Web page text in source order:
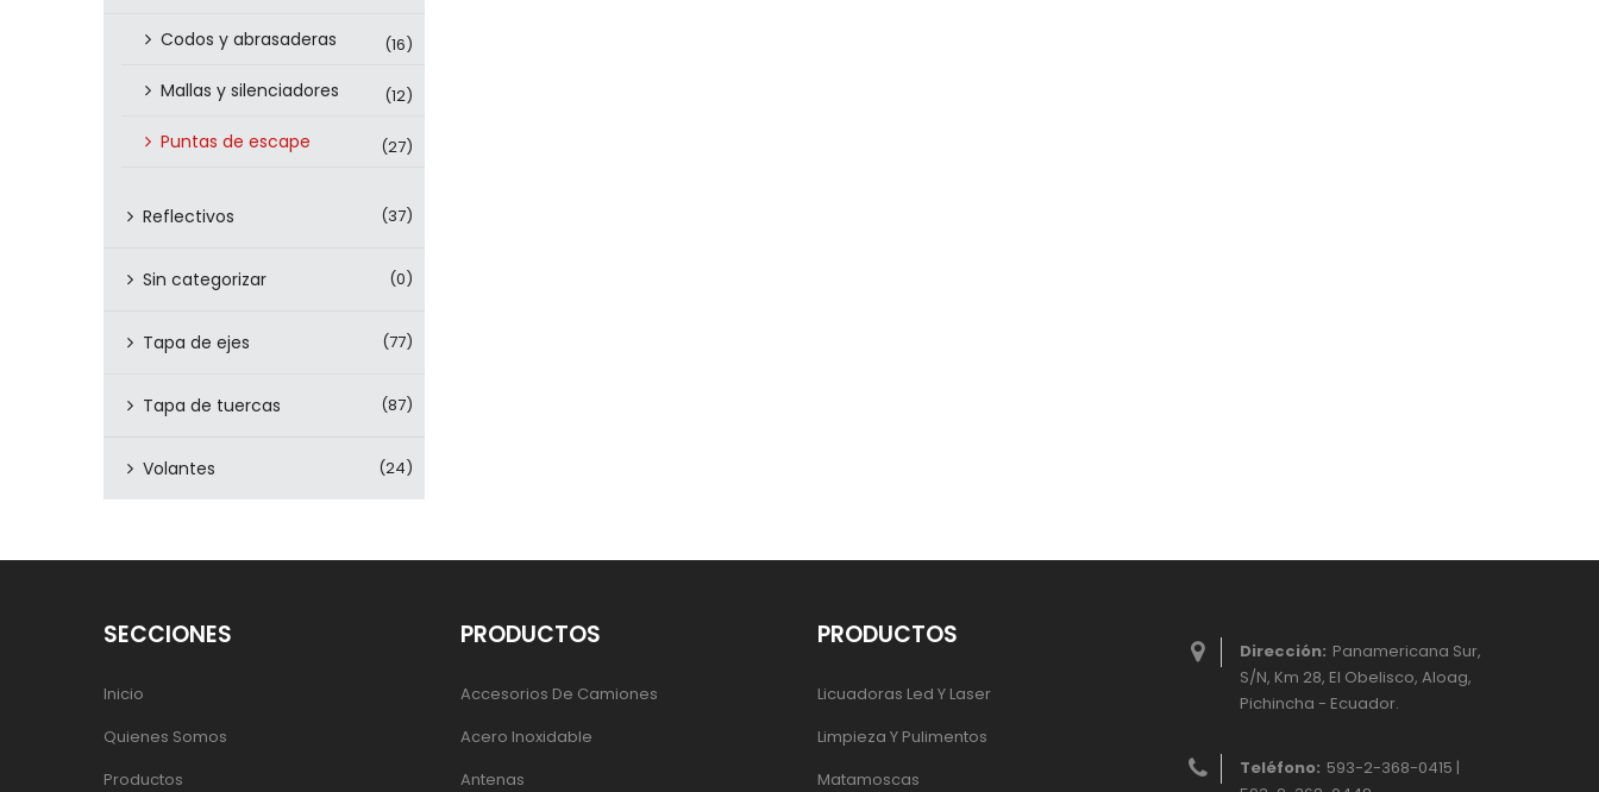
Codos y abrasaderas (16)
Mallas y silenciadores (12)
Puntas de escape (27)
Reflectivos (37)
Sin categorizar (0)
Tapa de ejes (77)
Tapa de tuercas (87)
Volantes (24)
Dirección: Panamericana Sur,
S/N, Km 28, El Obelisco, Aloag,
Pichincha - Ecuador.
Teléfono: 593-2-368-0415 |
SECCIONES
Inicio
Quienes Somos
Productos
PRODUCTOS
Accesorios De Camiones
Acero Inoxidable
Antenas
PRODUCTOS
Licuadoras Led Y Laser
Limpieza Y Pulimentos
Matamoscas